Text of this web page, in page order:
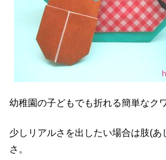
幼稚園の子どもでも折れる簡単なク
少しリアルさを出したい場合は肢(あ
さ。